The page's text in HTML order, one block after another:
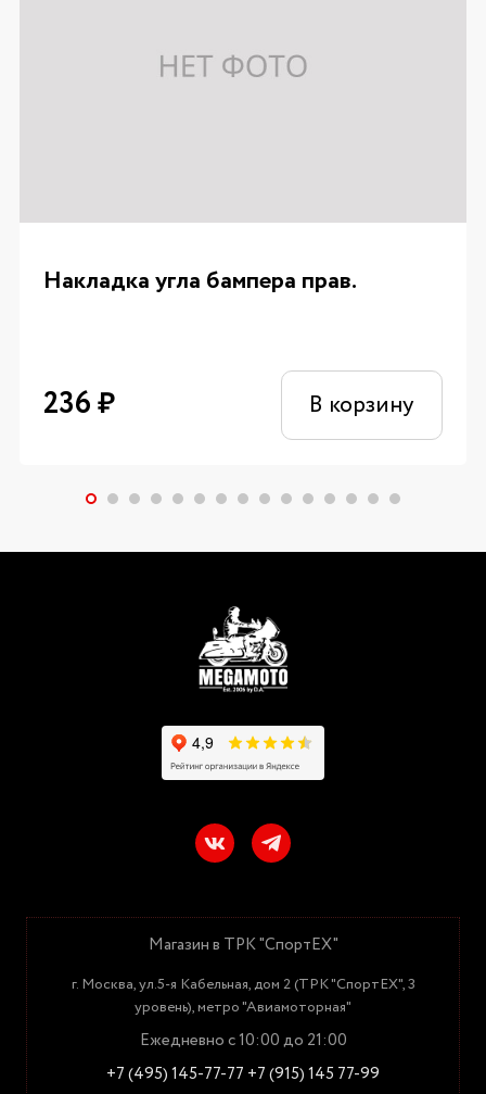
Накладка угла бампера прав.
236₽ В корзину
Магазин в ТРК "СпортЕХ"
г. Москва, ул.5-я Кабельная, дом 2 (ТРК "СпортЕХ", 3
уровень), метро "Авиамоторная"
Ежедневно с 10:00 до 21:00
+7 (495) 145-77-77 +7 (915) 145 77-99